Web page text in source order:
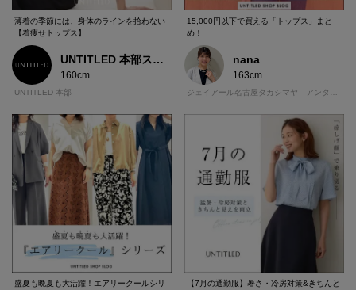
薄着の季節には、身体のラインを拾わない
【着痩せトップス】
UNTITLED 本部スタッフ
160cm
UNTITLED 本部
15,000円以下で買える「トップス」まと
め！
nana
163cm
盛夏も晩夏も大活躍！エアリークールシリ
【7月の通勤服】暑さ・冷房対策&きちんと